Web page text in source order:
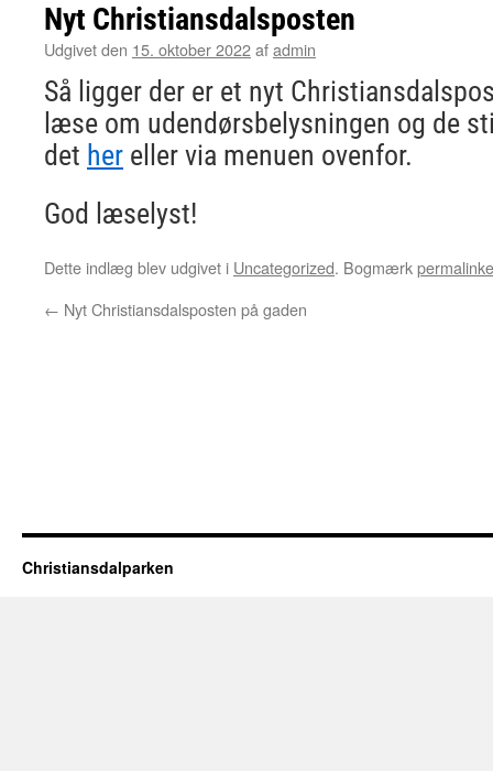
Nyt Christiansdalsposten
Udgivet den 15. oktober 2022afadmin
Så ligger der er et nyt
læse om udendørsbelysningen og de
det her eller via menuen ovenfor.
God læselyst!
Dette indlæg blev udgivet i Uncategorized. Bogmærk
← Nyt Christiansdalsposten på gaden
Christiansdalparken